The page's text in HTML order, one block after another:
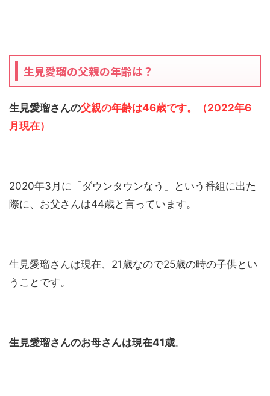
生見愛瑠の父親の年齢は？
生見愛瑠さんの父親の年齢は46歳です。（2022年6
月現在）
2020年3月に「ダウンタウンなう」という番組に出た
際に、お父さんは44歳と言っています。
生見愛瑠さんは現在、21歳なので25歳の時の子供とい
うことです。
生見愛瑠さんのお母さんは現在41歳。